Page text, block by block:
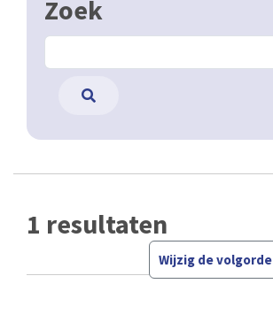
Zoek
1 resultaten
Wijzig de volgorde